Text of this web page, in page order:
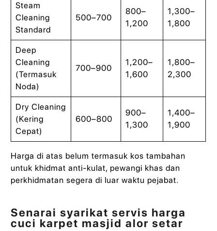
Steam
Cleaning
Standard
500–700
800–
1,200
1,300–
1,800
Deep
Cleaning
(Termasuk
Noda)
700–900
1,200–
1,600
1,800–
2,300
Dry Cleaning
(Kering
Cepat)
600–800
900–
1,300
1,400–
1,900
Harga di atas belum termasuk kos tambahan
untuk khidmat anti-kulat, pewangi khas dan
perkhidmatan segera di luar waktu pejabat.
Senarai syarikat servis harga
cuci karpet masjid alor setar